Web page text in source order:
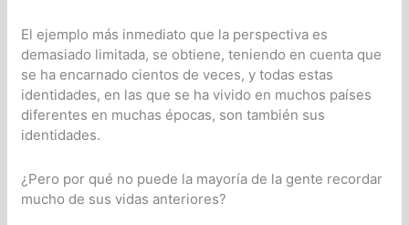
El ejemplo más inmediato que la perspectiva es
demasiado limitada, se obtiene, teniendo en cuenta que
se ha encarnado cientos de veces, y todas estas
identidades, en las que se ha vivido en muchos países
diferentes en muchas épocas, son también sus
identidades.
¿Pero por qué no puede la mayoría de la gente recordar
mucho de sus vidas anteriores?